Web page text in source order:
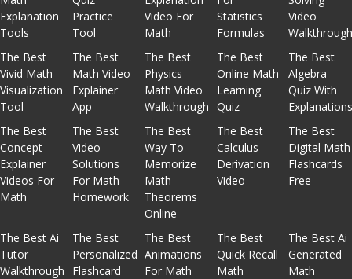
Explanation
Tools
Practice
Tool
Video For
Math
Statistics
Formulas
Video
The Best
Vivid Math
Visualization
Tool
The Best
Math Video
Explainer
App
The Best
Physics
Math Video
Walkthrough
The Best
Online Math
Learning
Quiz
The Best
Algebra
Quiz With
The Best
Concept
Explainer
Videos For
Math
The Best
Video
Solutions
For Math
Homework
The Best
Way To
Memorize
Math
Theorems
Online
The Best
Calculus
Derivation
Video
The Best
Digital Math
Flashcards
Free
The Best Ai
Tutor
Walkthrough
The Best
Personalized
Flashcard
The Best
Animations
For Math
The Best
Quick Recall
Math
The Best Ai
Generated
Math